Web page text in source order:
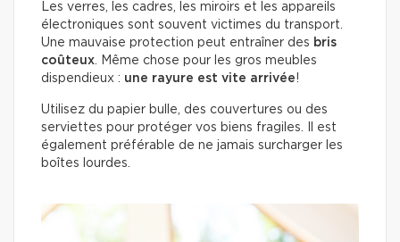
Les verres, les cadres, les miroirs et les appareils
électroniques sont souvent victimes du transport.
Une mauvaise protection peut entraîner des bris
coûteux. Même chose pour les gros meubles
dispendieux : une rayure est vite arrivée!
Utilisez du papier bulle, des couvertures ou des
serviettes pour protéger vos biens fragiles. Il est
également préférable de ne jamais surcharger les
boîtes lourdes.